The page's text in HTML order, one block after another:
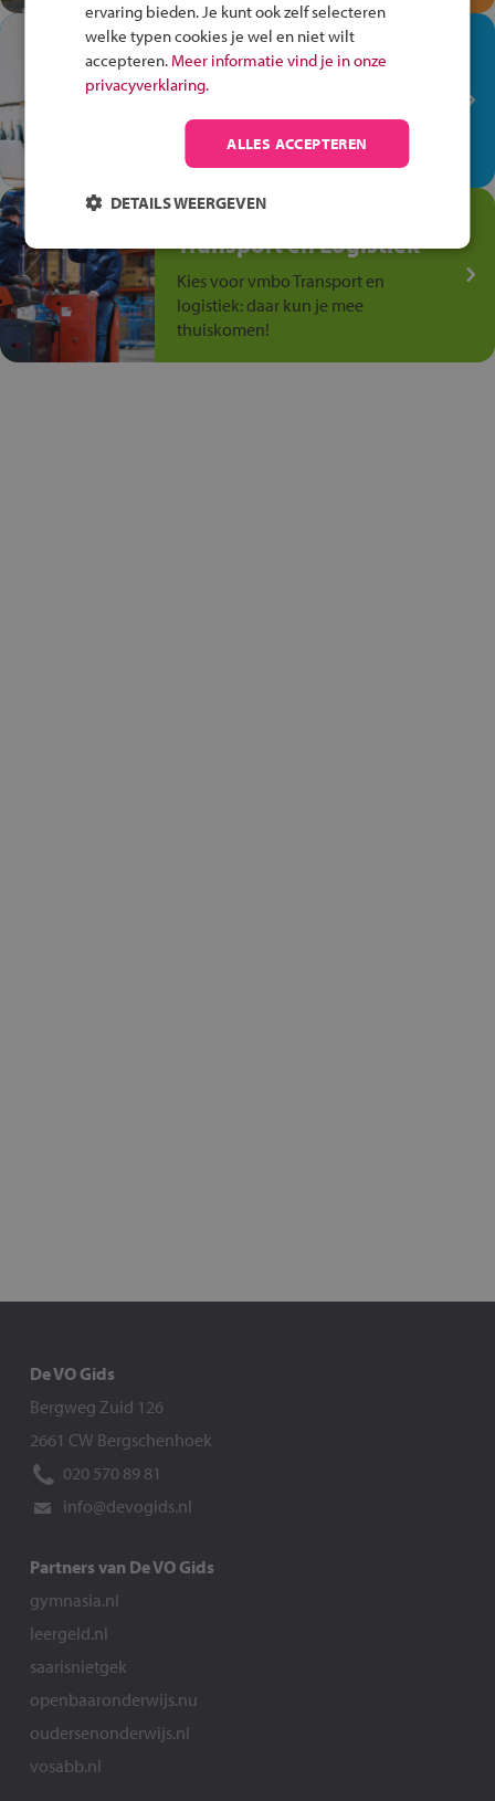
In de winkel ben je op je
plek!
op de winkelvloer, waar elke dag
anders is!
Jouw talent in de
Transport en Logistiek
Kies voor vmbo Transport en
logistiek: daar kun je mee
thuiskomen!
De VO Gids
Bergweg Zuid 126
2661 CW Bergschenhoek
020 570 89 81
info@devogids.nl
Partners van De VO Gids
gymnasia.nl
leergeld.nl
saarisnietgek
openbaaronderwijs.nu
oudersenonderwijs.nl
vosabb.nl
ervaring bieden. Je kunt ook zelf selecteren
welke typen cookies je wel en niet wilt
accepteren. Meer informatie vind je in onze
privacyverklaring.
ALLES ACCEPTEREN
DETAILS WEERGEVEN